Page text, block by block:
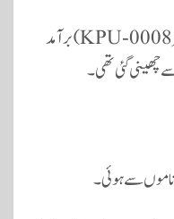
ملزمان کے قبضے سے موٹر سائیکل 125 (نمبر KPU-0008) برآمد
چھینی گئی تھی۔
سے ہوئی۔